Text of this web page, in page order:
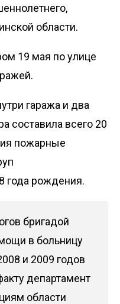
области.
19 мая по улице
гаража и два
составила всего 20
пожарные
года рождения.
бригадой
в больницу
и 2009 годов
департамент
области